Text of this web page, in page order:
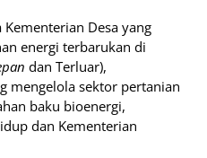
Desa yang
energi terbarukan di
dan Terluar),
mengelola sektor pertanian
baku bioenergi,
dan Kementerian